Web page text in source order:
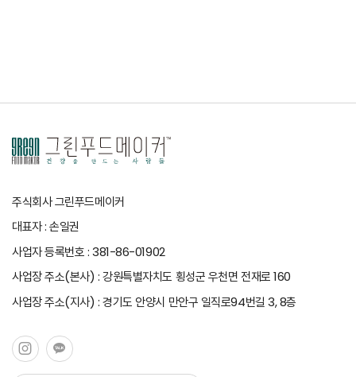
주식회사 그린푸드메이커
대표자 : 손일권
사업자 등록번호 : 381-86-01902
사업장 주소(본사) : 강원특별자치도 횡성군 우천면 전재로 160
사업장 주소(지사) : 경기도 안양시 만안구 일직로94번길 3, 8층